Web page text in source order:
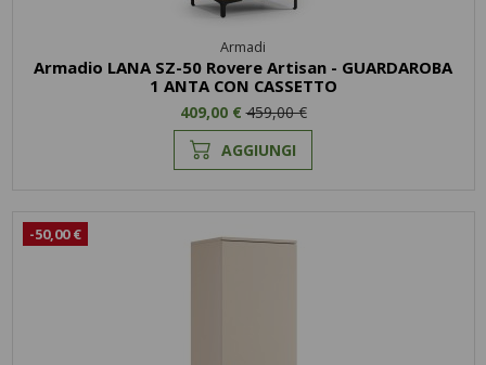
Armadi
Armadio LANA SZ-50 Rovere Artisan - GUARDAROBA
1 ANTA CON CASSETTO
409,00 €459,00 €
AGGIUNGI
-50,00 €